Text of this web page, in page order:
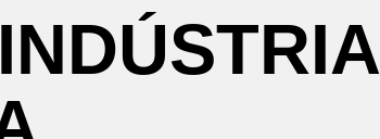
INDÚSTRIA